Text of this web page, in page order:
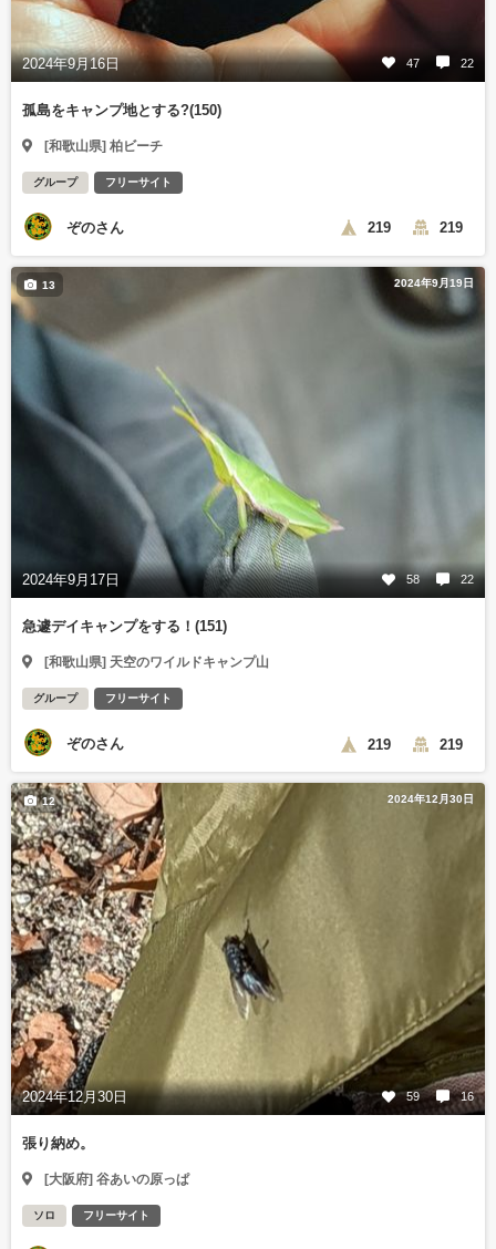
2024年9月16日 47 22
孤島をキャンプ地とする?(150)
[和歌山県] 柏ビーチ
グループ フリーサイト
ぞのさん 219 219
2024年9月19日
2024年9月17日 58 22
13
急遽デイキャンプをする！(151)
[和歌山県] 天空のワイルドキャンプ山
グループ フリーサイト
ぞのさん 219 219
2024年12月30日
2024年12月30日 59 16
12
張り納め。
[大阪府] 谷あいの原っぱ
ソロ フリーサイト